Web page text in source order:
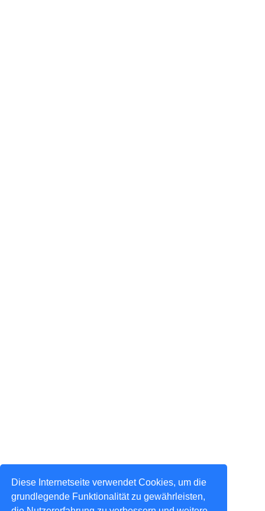
Diese Internetseite verwendet Cookies, um die
grundlegende Funktionalität zu gewährleisten,